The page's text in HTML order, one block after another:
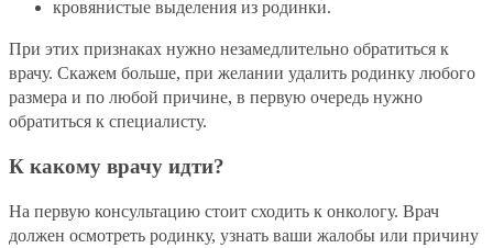
кровянистые выделения из родинки.
При этих признаках нужно незамедлительно обратиться к
врачу. Скажем больше, при желании удалить родинку любого
размера и по любой причине, в первую очередь нужно
обратиться к специалисту.
К какому врачу идти?
На первую консультацию стоит сходить к онкологу. Врач
должен осмотреть родинку, узнать ваши жалобы или причину